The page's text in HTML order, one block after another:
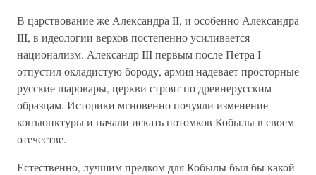
В царствование же Александра II, и особенно Александра
III, в идеологии верхов постепенно усиливается
национализм. Александр III первым после Петра I
отпустил окладистую бороду, армия надевает просторные
русские шаровары, церкви строят по древнерусским
образцам. Историки мгновенно почуяли изменение
конъюнктуры и начали искать потомков Кобылы в своем
отечестве.
Естественно, лучшим предком для Кобылы был бы какой-